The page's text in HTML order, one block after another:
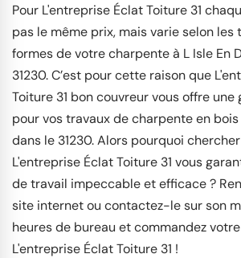
Pour L'entreprise Éclat Toiture 31
pas le même prix, mais varie selon les
formes de votre charpente à L Isle En
31230. C’est pour cette raison que
Toiture 31 bon couvreur vous offre
pour vos travaux de charpente en bois
dans le 31230. Alors pourquoi
L'entreprise Éclat Toiture 31 vous
de travail impeccable et efficace ?
site internet ou contactez-le sur son
heures de bureau et commandez
L'entreprise Éclat Toiture 31 !